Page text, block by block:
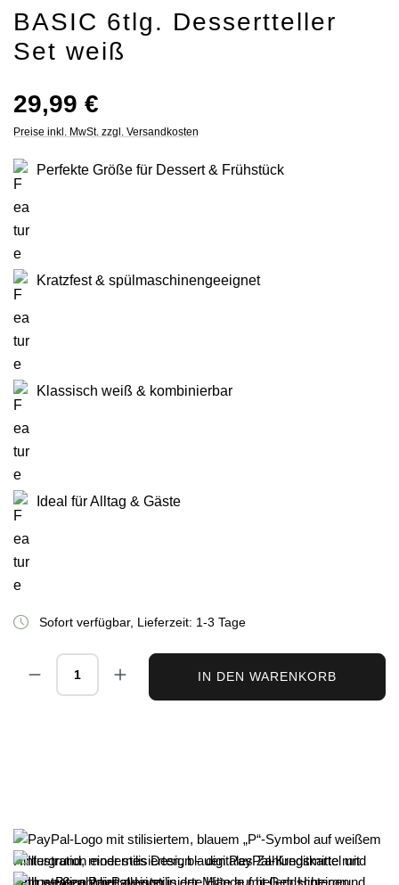
BASIC 6tlg. Dessertteller
Set weiß
Regulärer Preis:
29,99 €
Preise inkl. MwSt. zzgl. Versandkosten
Perfekte Größe für Dessert & Frühstück
Kratzfest & spülmaschinengeeignet
Klassisch weiß & kombinierbar
Ideal für Alltag & Gäste
Sofort verfügbar, Lieferzeit: 1-3 Tage
Produkt Anzahl: Gib den gewünschten
IN DEN WARENKORB